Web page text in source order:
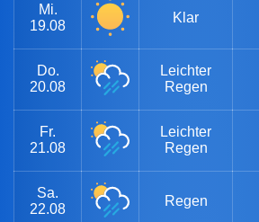
Mi.
19.08
Klar
Do.
20.08
Leichter
Regen
Fr.
21.08
Leichter
Regen
Sa.
22.08
Regen